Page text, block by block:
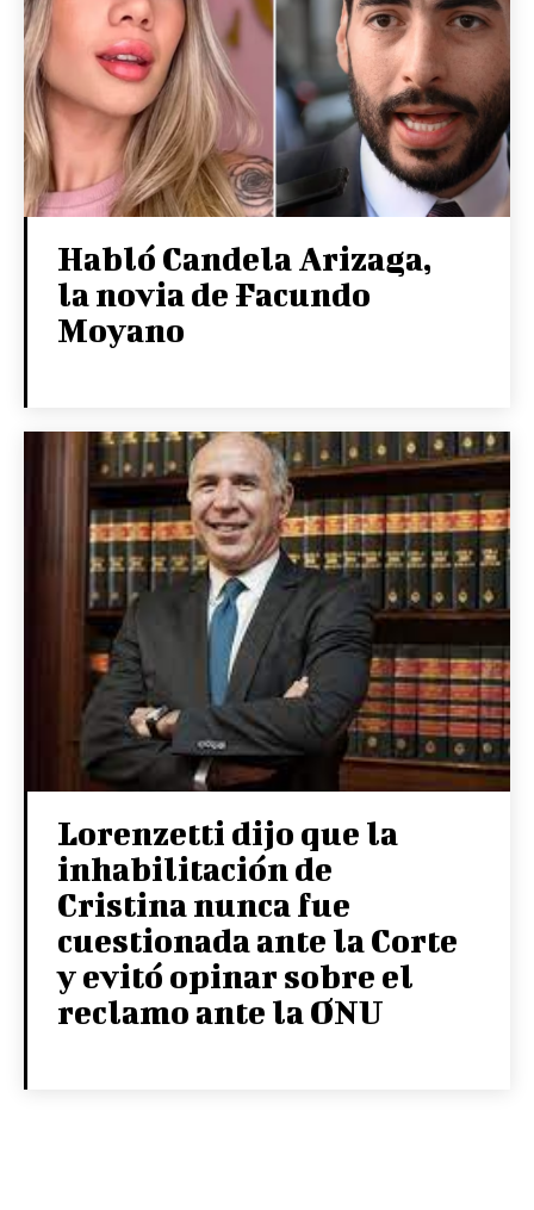
Habló Candela Arizaga,
la novia de Facundo
Moyano
Lorenzetti dijo que la
inhabilitación de
Cristina nunca fue
cuestionada ante la Corte
y evitó opinar sobre el
reclamo ante la ONU